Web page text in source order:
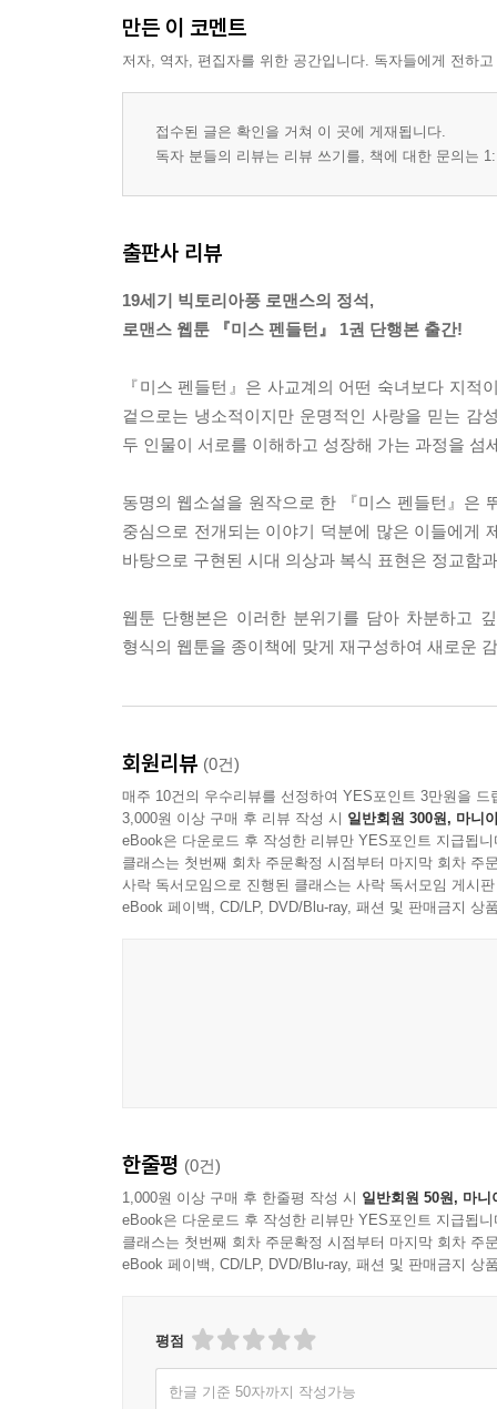
만든 이 코멘트
저자, 역자, 편집자를 위한 공간입니다. 독자들에게 전하
접수된 글은 확인을 거쳐 이 곳에 게재됩니다.
독자 분들의 리뷰는 리뷰 쓰기를, 책에 대한 문의는
출판사 리뷰
19세기 빅토리아풍 로맨스의 정석,
로맨스 웹툰 『미스 펜들턴』 1권 단행본 출간!
『미스 펜들턴』은 사교계의 어떤 숙녀보다 지적
겉으로는 냉소적이지만 운명적인 사랑을 믿는 감
두 인물이 서로를 이해하고 성장해 가는 과정을 섬
동명의 웹소설을 원작으로 한 『미스 펜들턴』은
중심으로 전개되는 이야기 덕분에 많은 이들에게
바탕으로 구현된 시대 의상과 복식 표현은 정교함
웹툰 단행본은 이러한 분위기를 담아 차분하고
형식의 웹툰을 종이책에 맞게 재구성하여 새로운
회원리뷰 (0건)
매주 10건의 우수리뷰를 선정하여 YES포인트 3만원을 드
3,000원 이상 구매 후 리뷰 작성 시 일반회원 300원, 마니
eBook은 다운로드 후 작성한 리뷰만 YES포인트 지급됩니
클래스는 첫번째 회차 주문확정 시점부터 마지막 회차 주
사락 독서모임으로 진행된 클래스는 사락 독서모임 게시
eBook 페이백, CD/LP, DVD/Blu-ray, 패션 및 판매금지 상
한줄평 (0건)
1,000원 이상 구매 후 한줄평 작성 시 일반회원 50원, 마니
eBook은 다운로드 후 작성한 리뷰만 YES포인트 지급됩니
클래스는 첫번째 회차 주문확정 시점부터 마지막 회차 주
eBook 페이백, CD/LP, DVD/Blu-ray, 패션 및 판매금지 상
평점
한글 기준 50자까지 작성가능